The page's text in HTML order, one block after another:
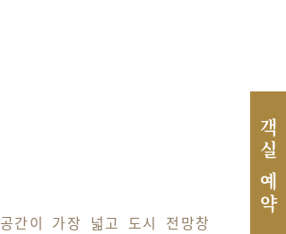
객실 예약
공간이 가장 넓고 도시 전망창